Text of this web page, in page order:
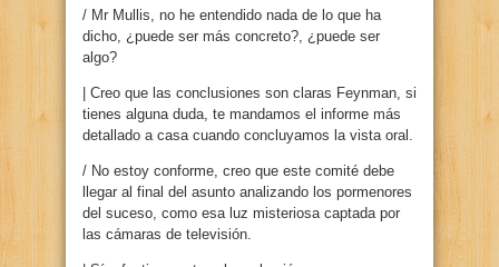
/ Mr Mullis, no he entendido nada de lo que ha
dicho, ¿puede ser más concreto?, ¿puede ser
algo?
| Creo que las conclusiones son claras Feynman, si
tienes alguna duda, te mandamos el informe más
detallado a casa cuando concluyamos la vista oral.
/ No estoy conforme, creo que este comité debe
llegar al final del asunto analizando los pormenores
del suceso, como esa luz misteriosa captada por
las cámaras de televisión.